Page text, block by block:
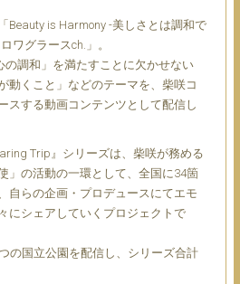
Beauty is Harmony -美しさとは調和で
ワグラースch.」。
の調和」を満たすことに⽋かせない
動くこと」などのテーマを、柴咲コ
スする動画コンテンツとして配信し
Trip』シリーズは、柴咲が務める
」の活動の⼀環として、全国に34箇
⾃らの企画・プロデュースにてエモ
にシェアしていくプロジェクトで
の国⽴公園を配信し、シリーズ合計